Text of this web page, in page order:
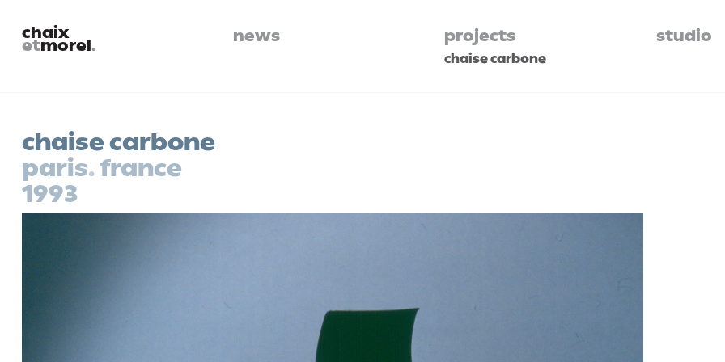
chaix
etmorel. news projects studio
chaise carbone
chaise carbone
paris.france
1993